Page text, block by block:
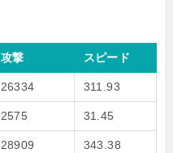
攻撃 スピード
26334 311.93
2575 31.45
28909 343.38